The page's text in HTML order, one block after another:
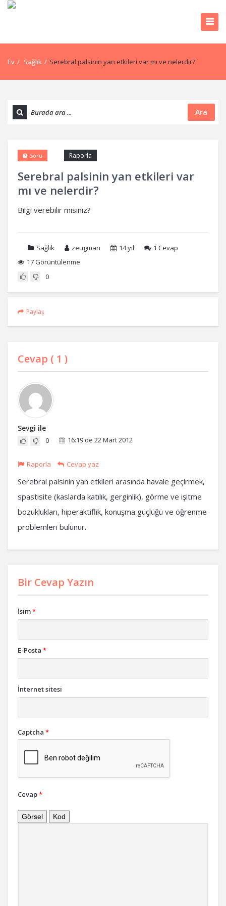
Ev / Sağlık / Serebral palsinin yan etkileri var mı ve nelerdir?
Ara
Serebral palsinin yan etkileri var
mı ve nelerdir?
Raporla
Soru
Bilgi verebilir misiniz?
Sağlık zeugman 14 yıl 1 Cevap
17 Görüntülenme
0
Paylaş
Cevap ( 1 )
Sevgi ile
0 16:19'de 22 Mart 2012
Raporla Cevap yaz
Serebral palsinin yan etkileri arasında havale geçirmek,
spastisite (kaslarda katılık, gerginlik), görme ve işitme
bozuklukları, hiperaktiflik, konuşma güçlüğü ve öğrenme
problemleri bulunur.
Bir Cevap Yazın
İsim*
E-Posta *
İnternet sitesi
Captcha *
Cevap*
Görsel Kod